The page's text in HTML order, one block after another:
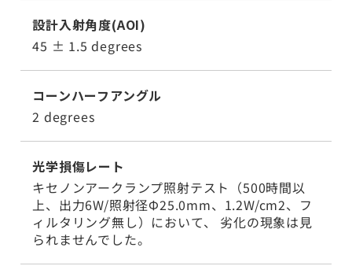
設計入射角度(AOI)
45 ± 1.5 degrees
コーンハーフアングル
2 degrees
光学損傷レート
キセノンアークランプ照射テスト（500時間以
上、出力6W/照射径Φ25.0mm、1.2W/cm2、フ
ィルタリング無し）において、 劣化の現象は見
られませんでした。